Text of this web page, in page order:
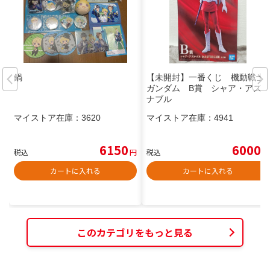
鍋
マイストア在庫： 3620
税込 6150円
カートに入れる
【未開封】一番くじ 機動戦士
ガンダム B賞 シャア・アズ
ナブル
マイストア在庫： 4941
税込 6000
カートに入れる
このカテゴリをもっと見る